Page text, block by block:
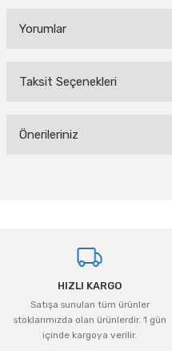
Yorumlar
Taksit Seçenekleri
Önerileriniz
Ürün resmi kalitesiz, bozuk
Ürün açıklamasında eksik
Ürün bilgilerinde hatalar
Ürün fiyatı diğer sitelerden daha
HIZLI KARGO
Satışa sunulan tüm ürünler
stoklarımızda olan ürünlerdir. 1 gün
içinde kargoya verilir.